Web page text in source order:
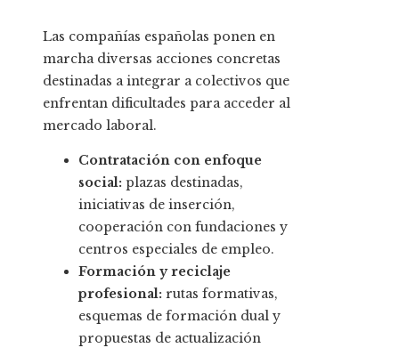
Las compañías españolas ponen en
marcha diversas acciones concretas
destinadas a integrar a colectivos que
enfrentan dificultades para acceder al
mercado laboral.
Contratación con enfoque
social: plazas destinadas,
iniciativas de inserción,
cooperación con fundaciones y
centros especiales de empleo.
Formación y reciclaje
profesional: rutas formativas,
esquemas de formación dual y
propuestas de actualización